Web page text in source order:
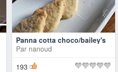
Panna cotta choco/bailey's
Par nanoud
193